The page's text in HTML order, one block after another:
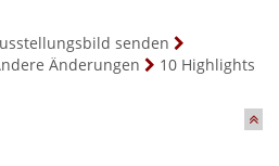
senden
Änderungen
10 Highlights